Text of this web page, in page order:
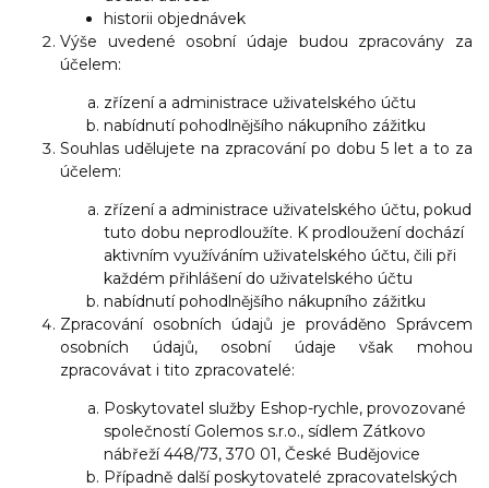
historii objednávek
Výše uvedené osobní údaje budou zpracovány za
účelem:
zřízení a administrace uživatelského účtu
nabídnutí pohodlnějšího nákupního zážitku
Souhlas udělujete na zpracování po dobu 5 let a to za
účelem:
zřízení a administrace uživatelského účtu, pokud
tuto dobu neprodloužíte. K prodloužení dochází
aktivním využíváním uživatelského účtu, čili při
každém přihlášení do uživatelského účtu
nabídnutí pohodlnějšího nákupního zážitku
Zpracování osobních údajů je prováděno Správcem
osobních údajů, osobní údaje však mohou
zpracovávat i tito zpracovatelé:
Poskytovatel služby Eshop-rychle, provozované
společností Golemos s.r.o., sídlem Zátkovo
nábřeží 448/73, 370 01, České Budějovice
Případně další poskytovatelé zpracovatelských